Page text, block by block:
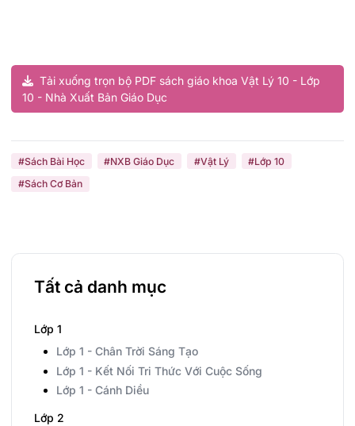
Tải xuống trọn bộ PDF sách giáo khoa Vật Lý 10 - Lớp
10 - Nhà Xuất Bản Giáo Dục
#Sách Bài Học #NXB Giáo Dục #Vật Lý
#Lớp 10
#Sách Cơ Bản
Tất cả danh mục
Lớp 1
Lớp 1 - Chân Trời Sáng Tạo
Lớp 1 - Kết Nối Tri Thức Với Cuộc Sống
Lớp 1 - Cánh Diều
Lớp 2